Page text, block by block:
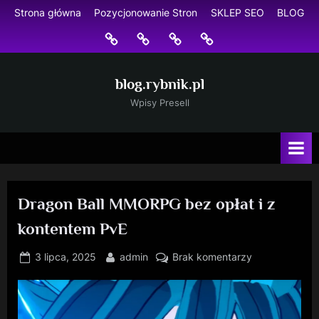
Skip
content
Strona główna Pozycjonowanie Stron SKLEP SEO BLOG
Strona
główna
Pozycjonowanie
Stron
SKLEP
SEO
BLOG
blog.rybnik.pl
Wpisy Presell
Dragon Ball MMORPG bez opłat i z
kontentem PvE
Posted
3 lipca, 2025 By
admin Brak komentarzydo
Ball
MMORPG